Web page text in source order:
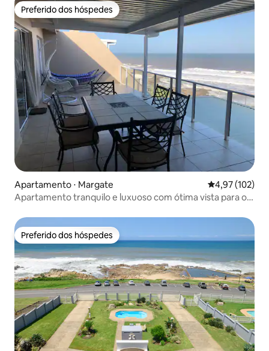
Preferido dos hóspedes
Preferido dos hóspedes
Apartamento ⋅ Margate 4,97 de uma
4,97 (102)
Apartamento tranquilo e luxuoso com ótima vista para o
Preferido dos hóspedes
Preferido dos hóspedes